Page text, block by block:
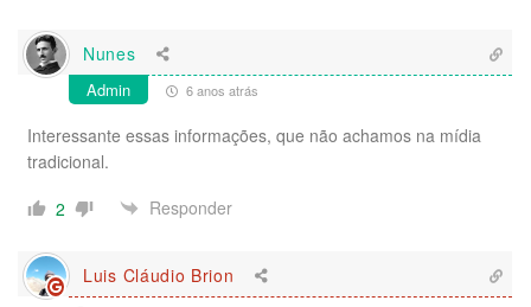
Nunes
Admin 6 anos atrás
Interessante essas informações, que não achamos na mídia
tradicional.
2
Responder
Luis Cláudio Brion